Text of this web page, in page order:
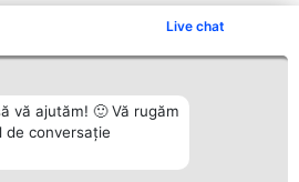
Live chat
vă ajutăm! 🙂 Vă rugăm
de conversație